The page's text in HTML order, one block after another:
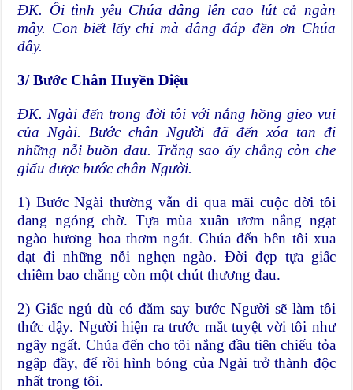
ĐK. Ôi tình yêu Chúa dâng lên cao lút cả ngàn
mây. Con biết lấy chi mà dâng đáp đền ơn Chúa
đây.
3/Bước Chân Huyền Diệu
ĐK. Ngài đến trong đời tôi với nắng hồng gieo vui
của Ngài. Bước chân Người đã đến xóa tan đi
những nỗi buồn đau. Trăng sao ấy chẳng còn che
giấu được bước chân Người.
1) Bước Ngài thường vẫn đi qua mãi cuộc đời tôi
đang ngóng chờ. Tựa mùa xuân ươm nắng ngạt
ngào hương hoa thơm ngát. Chúa đến bên tôi xua
dạt đi những nỗi nghẹn ngào. Đời đẹp tựa giấc
chiêm bao chẳng còn một chút thương đau.
2) Giấc ngủ dù có đắm say bước Người sẽ làm tôi
thức dậy. Người hiện ra trước mắt tuyệt vời tôi như
ngây ngất. Chúa đến cho tôi nắng đầu tiên chiếu tỏa
ngập đầy, để rồi hình bóng của Ngài trở thành độc
nhất trong tôi.